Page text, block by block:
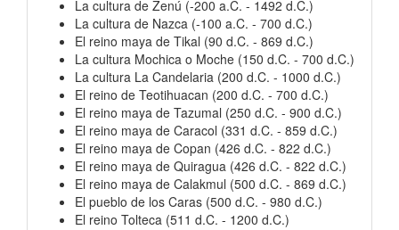
La cultura de Zenú (-200 a.C. - 1492 d.C.)
La cultura de Nazca (-100 a.C. - 700 d.C.)
El reino maya de Tikal (90 d.C. - 869 d.C.)
La cultura Mochica o Moche (150 d.C. - 700 d.C.)
La cultura La Candelaria (200 d.C. - 1000 d.C.)
El reino de Teotihuacan (200 d.C. - 700 d.C.)
El reino maya de Tazumal (250 d.C. - 900 d.C.)
El reino maya de Caracol (331 d.C. - 859 d.C.)
El reino maya de Copan (426 d.C. - 822 d.C.)
El reino maya de Quiragua (426 d.C. - 822 d.C.)
El reino maya de Calakmul (500 d.C. - 869 d.C.)
El pueblo de los Caras (500 d.C. - 980 d.C.)
El reino Tolteca (511 d.C. - 1200 d.C.)